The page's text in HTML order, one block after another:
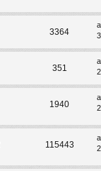
3364
351
1940
115443